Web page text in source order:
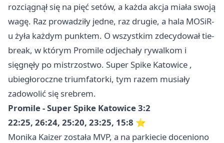
rozciągnął się na pięć setów, a każda akcja miała swoją
wagę. Raz prowadziły jedne, raz drugie, a hala MOSiR-
u żyła każdym punktem. O wszystkim zdecydował tie-
break, w którym Promile odjechały rywalkom i
sięgnęły po mistrzostwo. Super Spike Katowice ,
ubiegłoroczne triumfatorki, tym razem musiały
zadowolić się srebrem.
Promile - Super Spike Katowice 3:2
22:25, 26:24, 25:20, 23:25, 15:8 ⭐
Monika Kaizer została MVP, a na parkiecie doceniono